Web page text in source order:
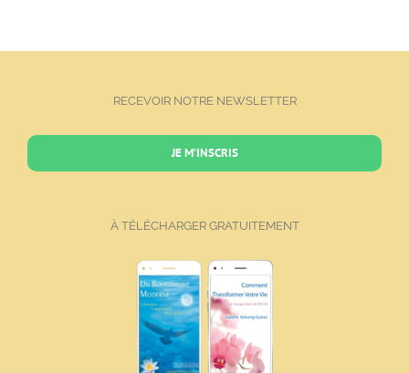
RECEVOIR NOTRE NEWSLETTER
JE M’INSCRIS
À TÉLÉCHARGER GRATUITEMENT